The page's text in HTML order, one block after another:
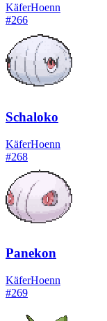
KäferHoenn
#266
Schaloko
KäferHoenn
#268
Panekon
KäferHoenn
#269